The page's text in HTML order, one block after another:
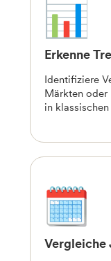
Erkenne
Identifiziere
Märkten oder
in
Vergleiche